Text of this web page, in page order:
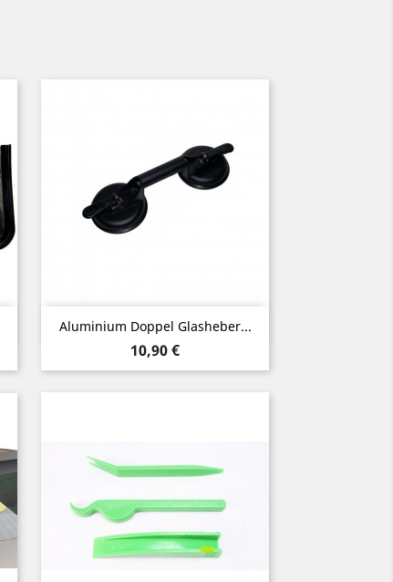
Aluminium Doppel Glasheber...
Preis
10,90 €
 Vorschau